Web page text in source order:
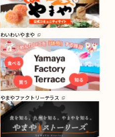
わいわいやまや
やまやファクトリーテラス